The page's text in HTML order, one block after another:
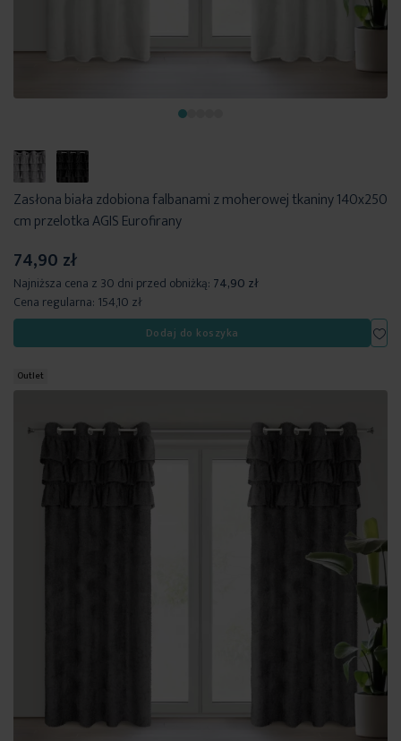
Zasłona biała zdobiona falbanami z moherowej tkaniny 140x250
cm przelotka AGIS Eurofirany
74,90 zł
Najniższa cena z 30 dni przed obniżką: 74,90 zł
Cena regularna: 154,10 zł
Dodaj do koszyka
Outlet